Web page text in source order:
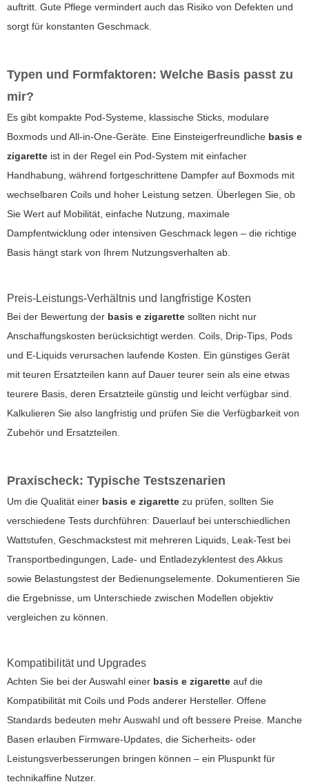
auftritt. Gute Pflege vermindert auch das Risiko von Defekten und
sorgt für konstanten Geschmack.
Typen und Formfaktoren: Welche Basis passt zu
mir?
Es gibt kompakte Pod-Systeme, klassische Sticks, modulare
Boxmods und All-in-One-Geräte. Eine Einsteigerfreundliche basis e
zigarette ist in der Regel ein Pod-System mit einfacher
Handhabung, während fortgeschrittene Dampfer auf Boxmods mit
wechselbaren Coils und hoher Leistung setzen. Überlegen Sie, ob
Sie Wert auf Mobilität, einfache Nutzung, maximale
Dampfentwicklung oder intensiven Geschmack legen – die richtige
Basis hängt stark von Ihrem Nutzungsverhalten ab.
Preis-Leistungs-Verhältnis und langfristige Kosten
Bei der Bewertung der basis e zigarette sollten nicht nur
Anschaffungskosten berücksichtigt werden. Coils, Drip-Tips, Pods
und E-Liquids verursachen laufende Kosten. Ein günstiges Gerät
mit teuren Ersatzteilen kann auf Dauer teurer sein als eine etwas
teurere Basis, deren Ersatzteile günstig und leicht verfügbar sind.
Kalkulieren Sie also langfristig und prüfen Sie die Verfügbarkeit von
Zubehör und Ersatzteilen.
Praxischeck: Typische Testszenarien
Um die Qualität einer basis e zigarette zu prüfen, sollten Sie
verschiedene Tests durchführen: Dauerlauf bei unterschiedlichen
Wattstufen, Geschmackstest mit mehreren Liquids, Leak-Test bei
Transportbedingungen, Lade- und Entladezyklentest des Akkus
sowie Belastungstest der Bedienungselemente. Dokumentieren Sie
die Ergebnisse, um Unterschiede zwischen Modellen objektiv
vergleichen zu können.
Kompatibilität und Upgrades
Achten Sie bei der Auswahl einer basis e zigarette auf die
Kompatibilität mit Coils und Pods anderer Hersteller. Offene
Standards bedeuten mehr Auswahl und oft bessere Preise. Manche
Basen erlauben Firmware-Updates, die Sicherheits- oder
Leistungsverbesserungen bringen können – ein Pluspunkt für
technikaffine Nutzer.